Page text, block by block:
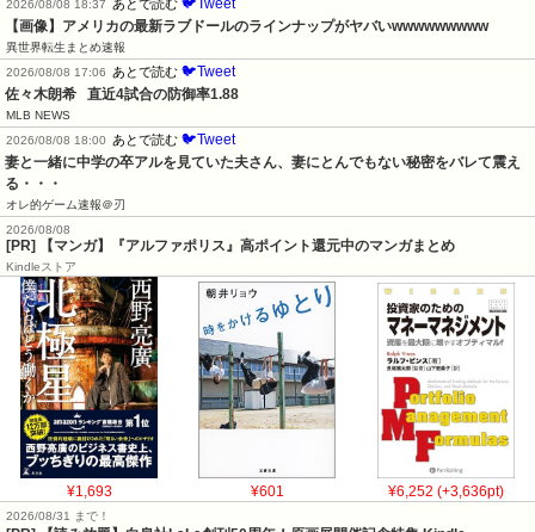
2026/08/08 18:37 あとで読む 🐦Tweet
【画像】アメリカの最新ラブドールのラインナップがヤバいwwwwwwwww
異世界転生まとめ速報
2026/08/08 17:06
あとで読む 🐦Tweet
佐々木朗希   直近4試合の防御率1.88
MLB NEWS
2026/08/08 18:00
あとで読む 🐦Tweet
妻と一緒に中学の卒アルを見ていた夫さん、妻にとんでもない秘密をバレて震え
る・・・
オレ的ゲーム速報＠刃
2026/08/08
[PR] 【マンガ】『アルファポリス』高ポイント還元中のマンガまとめ
Kindleストア
¥1,693 ¥601 ¥6,252 (+3,636pt)
2026/08/31 まで！